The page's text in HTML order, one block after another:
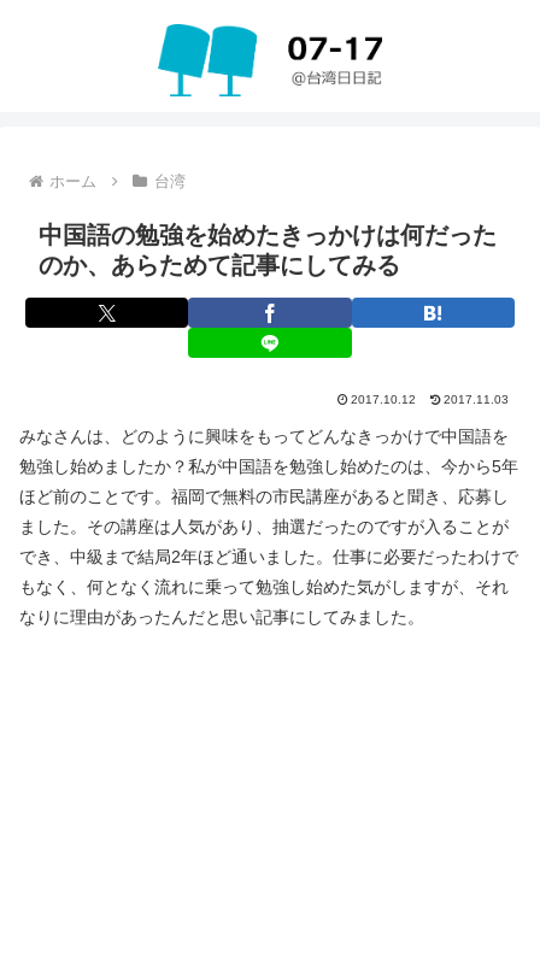
ホーム 台湾
中国語の勉強を始めたきっかけは何だった
のか、あらためて記事にしてみる
2017.10.12 2017.11.03
みなさんは、どのように興味をもってどんなきっかけで中国語を
勉強し始めましたか？私が中国語を勉強し始めたのは、今から5年
ほど前のことです。福岡で無料の市民講座があると聞き、応募し
ました。その講座は人気があり、抽選だったのですが入ることが
でき、中級まで結局2年ほど通いました。仕事に必要だったわけで
もなく、何となく流れに乗って勉強し始めた気がしますが、それ
なりに理由があったんだと思い記事にしてみました。